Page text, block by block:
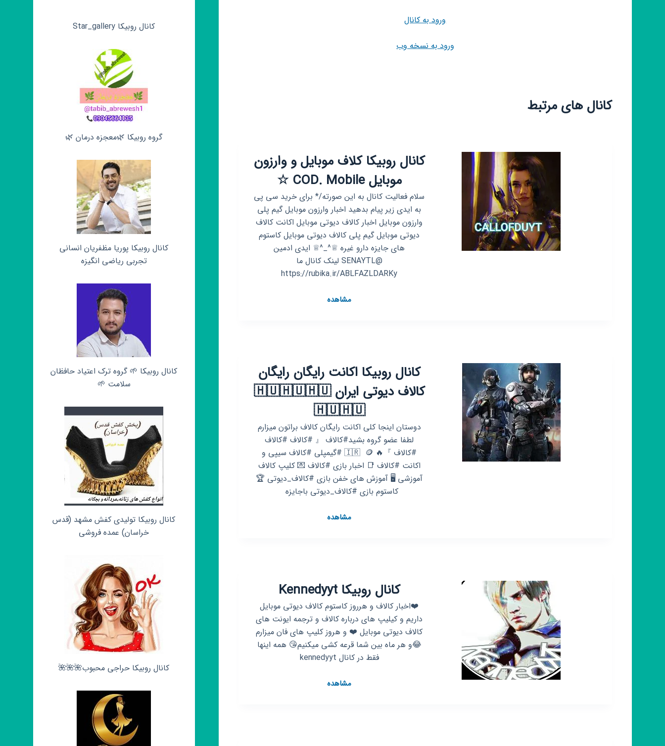
ورود به کانال
ورود به نسخه وب
کانال های مرتبط
کانال روبیکا کلاف موبایل و وارزون
موبایل COD. Mobile ☆
سلام فعالیت کانال به این صورته/* برای خرید سی پی
به ایدی زیر پیام بدهید اخبار وارزون موبایل گیم پلی
وارزون موبایل اخبار کالاف دیوتی موبایل اکانت کالاف
دیوتی موبایل گیم پلی کالاف دیوتی موبایل کاستوم
های جایزه دارو غیره ♕^_^♕ ایدی ادمین
@SENAYTL لینک کانال ما
https://rubika.ir/ABLFAZLDARKy
مشاهدهکانال
موبایل
COD.
Mobile
☆
کانال روبیکا اکانت رایگان رایگان
کالاف دیوتی ایران 🇭🇺🇭🇺🇭🇺
🇭🇺🇭🇺
دوستان اینجا کلی اکانت رایگان کالاف براتون میزارم
لطفا عضو گروه بشید#کالاف 『 #کالاف #کالاف
#کالاف 』🔥 🇮🇷 ‌ 🪙 #گیمپلی #کالاف سیپی و
اکانت #کالاف 📑 اخبار بازی #کالاف 💌 کلیپ کالاف
آموزشی 🖥 آموزش های خفن بازی‌ #کالاف_دیوتی 🏆
کاستوم بازی #کالاف_دیوتی باجایزه ‌ ‌
مشاهدهکانال
دیوتی
ایران
🇭🇺
🇭🇺
🇭🇺
🇭🇺
🇭🇺
کانال روبیکا Kennedyyt
❤️اخبار کالاف و هرروز کاستوم کالاف دیوتی موبایل
داریم و کیلیپ های درباره کالاف و ترجمه ایونت های
کالاف دیوتی موبایل ❤️ و هروز کلیپ های فان میزارم
😂و هر ماه بین شما قرعه کشی میکنیم😘 همه اینها
فقط در کانال kennedyyt
مشاهدهکانال
کانال روبیکا Star_gallery
گروه روبیکا 🌿معجزه درمان 🌿
کانال روبیکا پوریا مظفریان انسانی
تجربی ریاضی انگیزه
کانال روبیکا 🌱 گروه ترک اعتیاد حافظان
سلامت 🌱
کانال روبیکا تولیدی کفش مشهد (قدس
خراسان) عمده فروشی
کانال روبیکا حراجی محبوب🌺🌺🌺